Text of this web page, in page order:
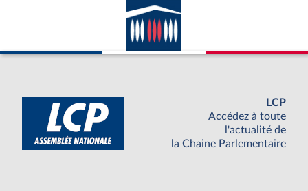
LCP
Accédez à toute
l'actualité de
la Chaine Parlementaire